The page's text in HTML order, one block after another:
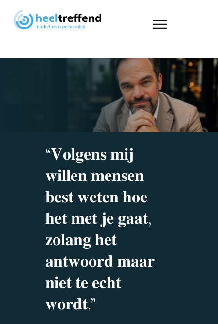
“𝐕𝐨𝐥𝐠𝐞𝐧𝐬 𝐦𝐢𝐣
𝐰𝐢𝐥𝐥𝐞𝐧 𝐦𝐞𝐧𝐬𝐞𝐧
𝐛𝐞𝐬𝐭 𝐰𝐞𝐭𝐞𝐧 𝐡𝐨𝐞
𝐡𝐞𝐭 𝐦𝐞𝐭 𝐣𝐞 𝐠𝐚𝐚𝐭,
𝐳𝐨𝐥𝐚𝐧𝐠 𝐡𝐞𝐭
𝐚𝐧𝐭𝐰𝐨𝐨𝐫𝐝 𝐦𝐚𝐚𝐫
𝐧𝐢𝐞𝐭 𝐭𝐞 𝐞𝐜𝐡𝐭
𝐰𝐨𝐫𝐝𝐭.”